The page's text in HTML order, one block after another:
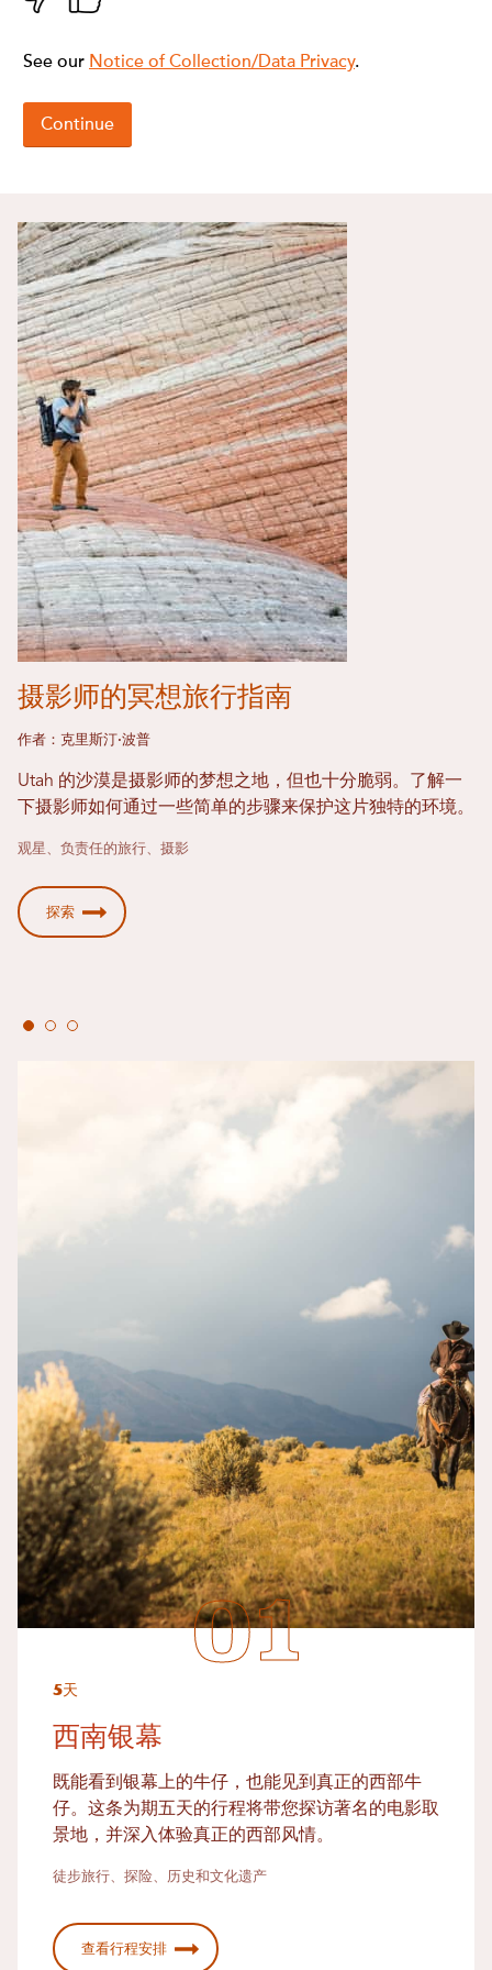
摄影师的冥想旅行指南
作者：克里斯汀·波普
Utah 的沙漠是摄影师的梦想之地，但也十分脆弱。了解一
下摄影师如何通过一些简单的步骤来保护这片独特的环境。
观星、负责任的旅行、摄影
探索
5天
西南银幕
既能看到银幕上的牛仔，也能见到真正的西部牛
仔。这条为期五天的行程将带您探访著名的电影取
景地，并深入体验真正的西部风情。
徒步旅行、探险、历史和文化遗产
查看行程安排